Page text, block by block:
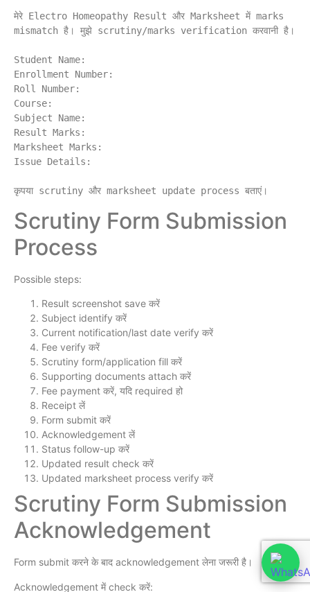
मेरे Electro Homeopathy Result और Marksheet में marks
mismatch है। मुझे scrutiny/marks verification करवानी है।
Student Name:
Enrollment Number:
Roll Number:
Course:
Subject Name:
Result Marks:
Marksheet Marks:
Issue Details:
Scrutiny Form Submission
Process
Possible steps:
Result screenshot save करें
Subject identify करें
Current notification/last date verify करें
Fee verify करें
Scrutiny form/application fill करें
Supporting documents attach करें
Fee payment करें, यदि required हो
Receipt लें
Form submit करें
Acknowledgement लें
Status follow-up करें
Updated result check करें
Updated marksheet process verify करें
Scrutiny Form Submission
Acknowledgement
Form submit करने के बाद acknowledgement लेना जरूरी है।
Acknowledgement में check करें: